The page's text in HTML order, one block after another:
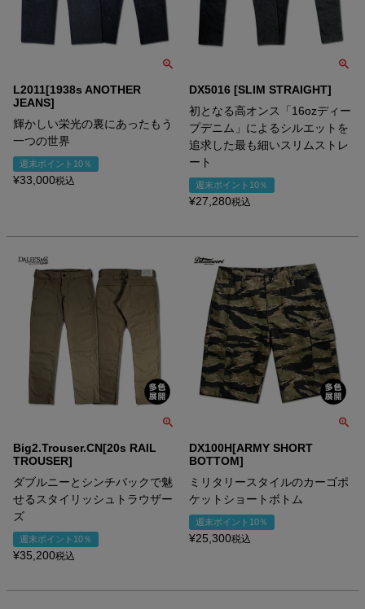
L2011[1938s ANOTHER
JEANS]
輝かしい栄光の裏にあったもう
一つの世界
週末ポイント10％
¥33,000税込
DX5016 [SLIM STRAIGHT]
初となる高オンス「16ozディー
プデニム」によるシルエットを
追求した最も細いスリムストレ
ート
週末ポイント10％
¥27,280税込
Big2.Trouser.CN[20s RAIL
TROUSER]
ダブルニーとシンチバックで魅
せるスタイリッシュトラウザー
ズ
週末ポイント10％
¥35,200税込
DX100H[ARMY SHORT
BOTTOM]
ミリタリースタイルのカーゴポ
ケットショートボトム
週末ポイント10％
¥25,300税込